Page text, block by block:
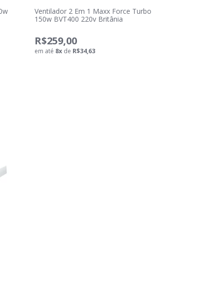
Ventilador 2 Em 1 Maxx Force Turbo
150w BVT400 220v Britânia
R$259,00
em até 8xde R$34,63